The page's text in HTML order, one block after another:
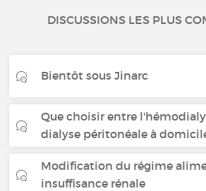
DISCUSSIONS LES PLUS
Bientôt sous Jinarc
Que choisir entre
dialyse péritonéale à
Modification du régime
insuffisance rénale